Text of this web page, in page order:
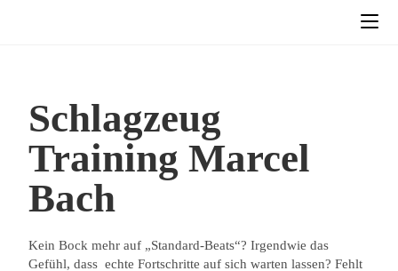
Schlagzeug
Training Marcel
Bach
Kein Bock mehr auf „Standard-Beats“? Irgendwie das
Gefühl, dass echte Fortschritte auf sich warten lassen? Fehlt